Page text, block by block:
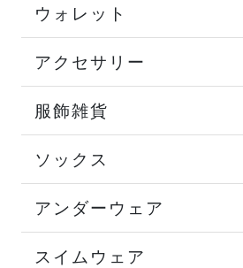
ウォレット
アクセサリー
服飾雑貨
ソックス
アンダーウェア
スイムウェア